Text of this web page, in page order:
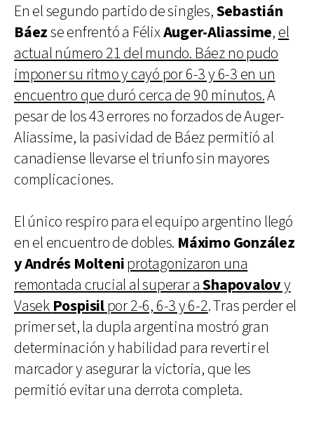
En el segundo partido de singles,Sebastián
Báezse enfrentó a FélixAuger-Aliassime, el
actual número 21 del mundo. Báez no pudo
imponer su ritmo y cayó por 6-3 y 6-3 en un
encuentro que duró cerca de 90 minutos.A
pesar de los 43 errores no forzados de Auger-
Aliassime, la pasividad de Báez permitió al
canadiense llevarse el triunfo sin mayores
complicaciones.
El único respiro para el equipo argentino llegó
en el encuentro de dobles. Máximo González
y Andrés Molteniprotagonizaron una
remontada crucial al superar aShapovalovy
Vasek Pospisilpor 2-6, 6-3 y 6-2. Tras perder el
primer set, la dupla argentina mostró gran
determinación y habilidad para revertir el
marcador y asegurar la victoria, que les
permitió evitar una derrota completa.